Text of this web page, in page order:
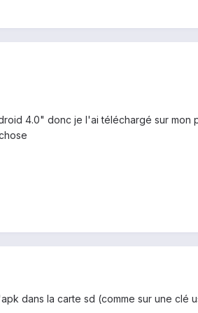
4.0" donc je l'ai téléchargé sur mon
dans la carte sd (comme sur une clé